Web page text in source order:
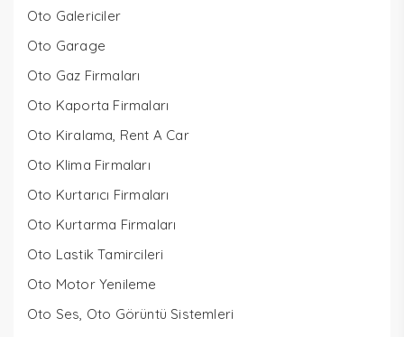
Oto Galericiler
Oto Garage
Oto Gaz Firmaları
Oto Kaporta Firmaları
Oto Kiralama, Rent A Car
Oto Klima Firmaları
Oto Kurtarıcı Firmaları
Oto Kurtarma Firmaları
Oto Lastik Tamircileri
Oto Motor Yenileme
Oto Ses, Oto Görüntü Sistemleri